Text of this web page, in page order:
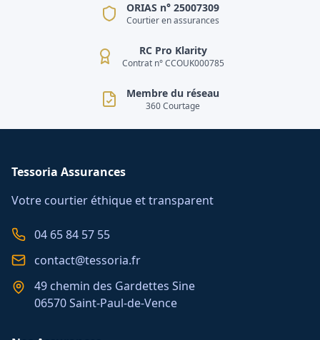
ORIAS n° 25007309
Courtier en assurances
RC Pro Klarity
Contrat n° CCOUK000785
Membre du réseau
360 Courtage
Tessoria Assurances
Votre courtier éthique et transparent
04 65 84 57 55
contact@tessoria.fr
49 chemin des Gardettes Sine
06570 Saint-Paul-de-Vence